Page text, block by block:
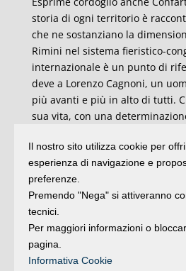
storia di ogni territorio è
che ne sostanziano la
Rimini nel sistema fieristico-
internazionale è un punto di
deve a Lorenzo Cagnoni, un
più avanti e più in alto di tutti.
sua vita, con una
nostra città, lo pone fra le figure
storia riminese. Servirà trovare
per ricordarne l’impronta a
sottolinea il presidente Davide
tutta Confartigianato Imprese
scomparsa di una figura
abbracciano la famiglia alla
condoglianze degli artigiani
Il nostro sito utilizza cookie per
esperienza di navigazione e
preferenze.
Premendo "Nega" si attiveranno
tecnici.
Per maggiori informazioni o
pagina.
Informativa Cookie